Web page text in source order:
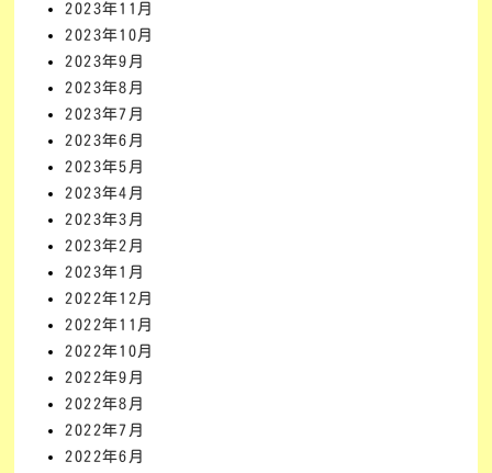
2023年11月
2023年10月
2023年9月
2023年8月
2023年7月
2023年6月
2023年5月
2023年4月
2023年3月
2023年2月
2023年1月
2022年12月
2022年11月
2022年10月
2022年9月
2022年8月
2022年7月
2022年6月